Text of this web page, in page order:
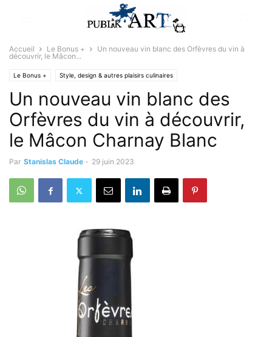
Accueil Le Bonus +
Un nouveau vin blanc des Orfèvres du vin à
découvrir, le Mâcon...
Le Bonus + Style, design & autres plaisirs culinaires
Un nouveau vin blanc des
Orfèvres du vin à découvrir,
le Mâcon Charnay Blanc
Par Stanislas Claude - 29 juin 2023